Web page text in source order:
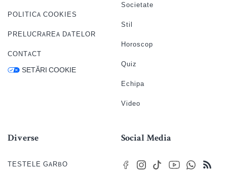
POLITICA COOKIES
PRELUCRAREA DATELOR
CONTACT
SETĂRI COOKIE
Societate
Stil
Horoscop
Quiz
Echipa
Video
Diverse
TESTELE GARBO
Social Media